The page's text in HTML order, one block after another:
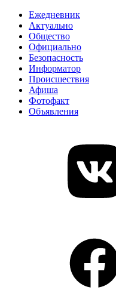
Ежедневник
Актуально
Общество
Официально
Безопасность
Информатор
Происшествия
Афиша
Фотофакт
Объявления